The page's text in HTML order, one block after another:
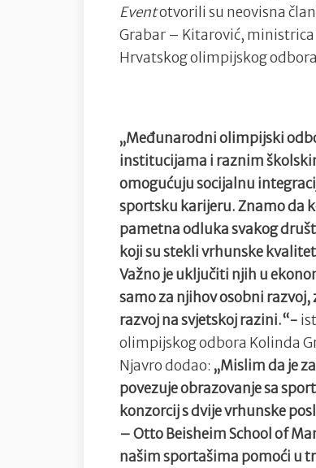
Eventotvorili su neovisna
Grabar – Kitarović,
Hrvatskog olimpijskog
„Međunarodni olimpijski
institucijama i raznim
omogućuju socijalnu
sportsku karijeru. Znamo da
pametna odluka svakog
koji su stekli vrhunske
Važno je uključiti njih u
samo za njihov osobni razvoj,
razvoj na svjetskoj razini.“-
olimpijskog odbora Kolinda
Njavro dodao: „Mislim da je
povezuje obrazovanje sa
konzorcij s dvije vrhunske
– Otto Beisheim School of
našim sportašima pomoći u